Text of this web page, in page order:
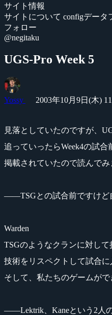
サイト情報
サイトについて configデータ
フォロー
@negitaku
UGS-Pro Week 5
Yossy 2003年10月9日(木)
見落としていたのですが、
追っていったらWeek4の試
掲載されていたので読んでみ
――TSGとの試合前ですけど
Warden
TSGのようなクランに対し
技術をリスペクトして試合に
そして、私たちのゲームが
――Lektrik、Kaneという2人